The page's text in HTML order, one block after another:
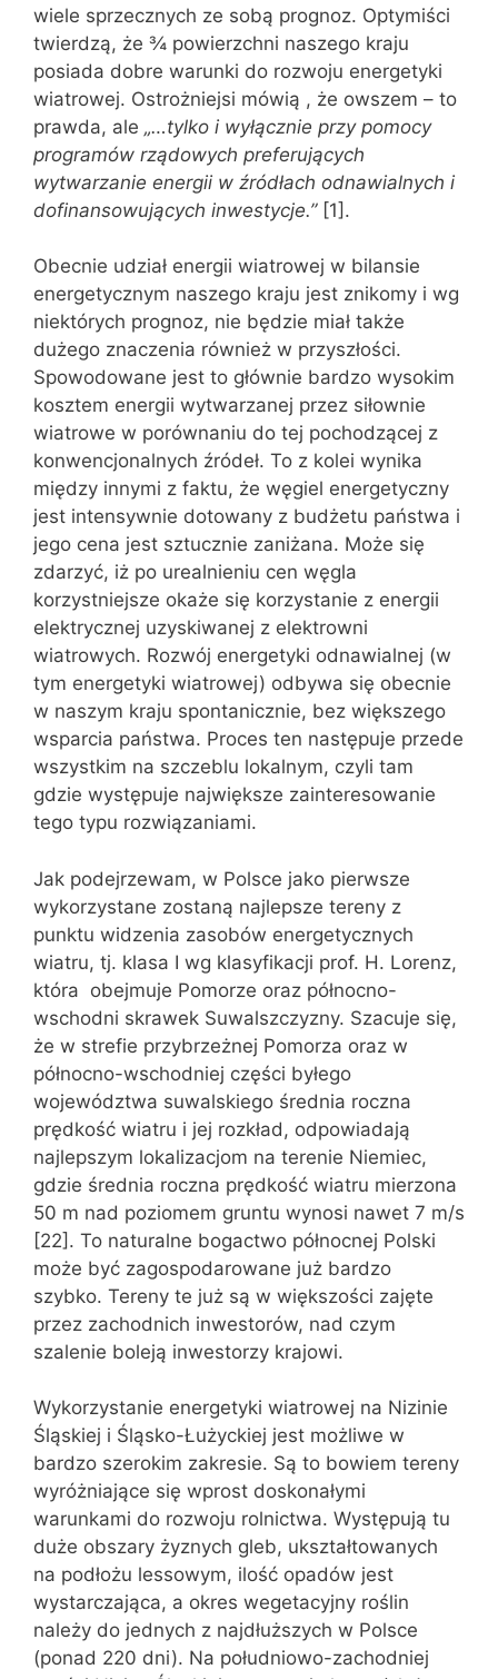
wiele sprzecznych ze sobą prognoz. Optymiści
twierdzą, że ¾ powierzchni naszego kraju
posiada dobre warunki do rozwoju energetyki
wiatrowej. Ostrożniejsi mówią , że owszem – to
prawda, ale „…tylko i wyłącznie przy pomocy
programów rządowych preferujących
wytwarzanie energii w źródłach odnawialnych i
dofinansowujących inwestycje.”[1].
Obecnie udział energii wiatrowej w bilansie
energetycznym naszego kraju jest znikomy i wg
niektórych prognoz, nie będzie miał także
dużego znaczenia również w przyszłości.
Spowodowane jest to głównie bardzo wysokim
kosztem energii wytwarzanej przez siłownie
wiatrowe w porównaniu do tej pochodzącej z
konwencjonalnych źródeł. To z kolei wynika
między innymi z faktu, że węgiel energetyczny
jest intensywnie dotowany z budżetu państwa i
jego cena jest sztucznie zaniżana. Może się
zdarzyć, iż po urealnieniu cen węgla
korzystniejsze okaże się korzystanie z energii
elektrycznej uzyskiwanej z elektrowni
wiatrowych. Rozwój energetyki odnawialnej (w
tym energetyki wiatrowej) odbywa się obecnie
w naszym kraju spontanicznie, bez większego
wsparcia państwa. Proces ten następuje przede
wszystkim na szczeblu lokalnym, czyli tam
gdzie występuje największe zainteresowanie
tego typu rozwiązaniami.
Jak podejrzewam, w Polsce jako pierwsze
wykorzystane zostaną najlepsze tereny z
punktu widzenia zasobów energetycznych
wiatru, tj. klasa I wg klasyfikacji prof. H. Lorenz,
która obejmuje Pomorze oraz północno-
wschodni skrawek Suwalszczyzny. Szacuje się,
że w strefie przybrzeżnej Pomorza oraz w
północno-wschodniej części byłego
województwa suwalskiego średnia roczna
prędkość wiatru i jej rozkład, odpowiadają
najlepszym lokalizacjom na terenie Niemiec,
gdzie średnia roczna prędkość wiatru mierzona
50 m nad poziomem gruntu wynosi nawet 7 m/s
[22]. To naturalne bogactwo północnej Polski
może być zagospodarowane już bardzo
szybko. Tereny te już są w większości zajęte
przez zachodnich inwestorów, nad czym
szalenie boleją inwestorzy krajowi.
Wykorzystanie energetyki wiatrowej na Nizinie
Śląskiej i Śląsko-Łużyckiej jest możliwe w
bardzo szerokim zakresie. Są to bowiem tereny
wyróżniające się wprost doskonałymi
warunkami do rozwoju rolnictwa. Występują tu
duże obszary żyznych gleb, ukształtowanych
na podłożu lessowym, ilość opadów jest
wystarczająca, a okres wegetacyjny roślin
należy do jednych z najdłuższych w Polsce
(ponad 220 dni). Na południowo-zachodniej